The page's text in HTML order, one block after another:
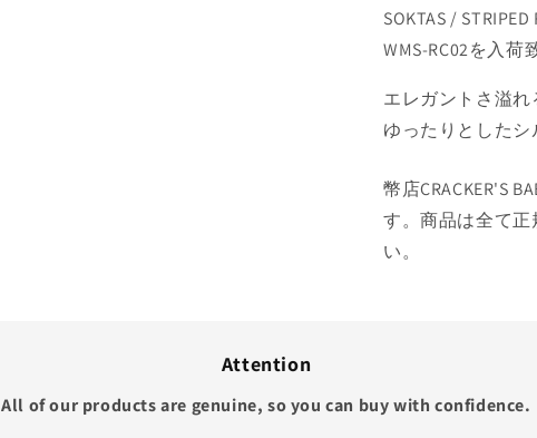
SOKTAS / STRIPED
WMS-RC02を入荷
エレガントさ溢れ
ゆったりとしたシ
幣店CRACKER'S
す。商品は全て
い。
Attention
All of our products are genuine, so you can buy with confidence.